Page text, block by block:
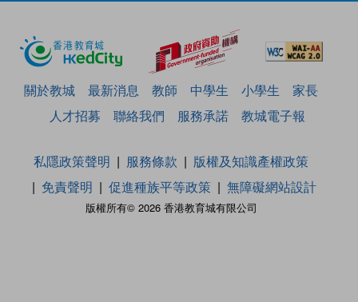
關於教城 最新消息 教師 中學生 小學生
家長
人才招募
聯絡我們 服務承諾 教城電子報
版權所有© 2026 香港教育城有限公司
私隱政策聲明 服務條款
版權及知識產權政策
免責聲明
促進種族平等政策 無障礙網站設計